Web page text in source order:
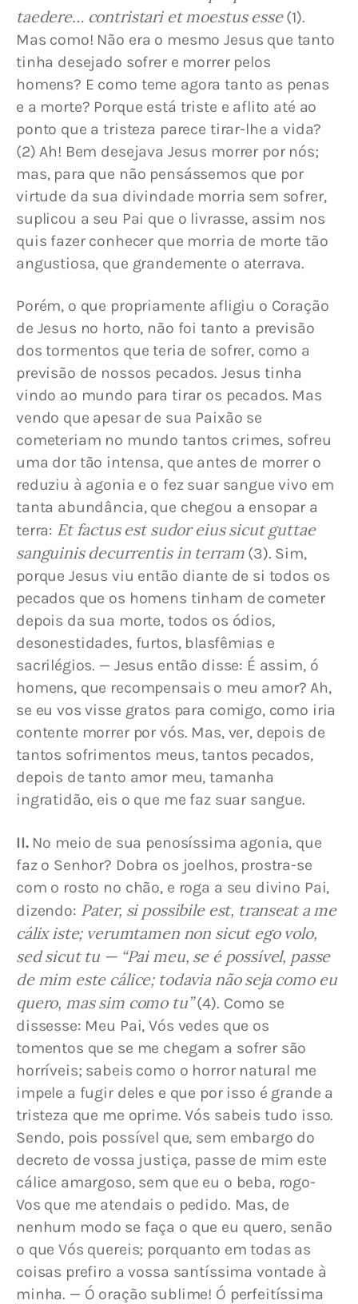
taedere… contristari et moestus esse (1).
Mas como! Não era o mesmo Jesus que tanto
tinha desejado sofrer e morrer pelos
homens? E como teme agora tanto as penas
e a morte? Porque está triste e aflito até ao
ponto que a tristeza parece tirar-lhe a vida?
(2) Ah! Bem desejava Jesus morrer por nós;
mas, para que não pensássemos que por
virtude da sua divindade morria sem sofrer,
suplicou a seu Pai que o livrasse, assim nos
quis fazer conhecer que morria de morte tão
angustiosa, que grandemente o aterrava.
Porém, o que propriamente afligiu o Coração
de Jesus no horto, não foi tanto a previsão
dos tormentos que teria de sofrer, como a
previsão de nossos pecados. Jesus tinha
vindo ao mundo para tirar os pecados. Mas
vendo que apesar de sua Paixão se
cometeriam no mundo tantos crimes, sofreu
uma dor tão intensa, que antes de morrer o
reduziu à agonia e o fez suar sangue vivo em
tanta abundância, que chegou a ensopar a
terra: Et factus est sudor eius sicut guttae
sanguinis decurrentis in terram (3). Sim,
porque Jesus viu então diante de si todos os
pecados que os homens tinham de cometer
depois da sua morte, todos os ódios,
desonestidades, furtos, blasfêmias e
sacrilégios. — Jesus então disse: É assim, ó
homens, que recompensais o meu amor? Ah,
se eu vos visse gratos para comigo, como iria
contente morrer por vós. Mas, ver, depois de
tantos sofrimentos meus, tantos pecados,
depois de tanto amor meu, tamanha
ingratidão, eis o que me faz suar sangue.
II. No meio de sua penosíssima agonia, que
faz o Senhor? Dobra os joelhos, prostra-se
com o rosto no chão, e roga a seu divino Pai,
dizendo: Pater, si possibile est, transeat a me
cálix iste; verumtamen non sicut ego volo,
sed sicut tu — “Pai meu, se é possível, passe
de mim este cálice; todavia não seja como eu
quero, mas sim como tu” (4). Como se
dissesse: Meu Pai, Vós vedes que os
tomentos que se me chegam a sofrer são
horríveis; sabeis como o horror natural me
impele a fugir deles e que por isso é grande a
tristeza que me oprime. Vós sabeis tudo isso.
Sendo, pois possível que, sem embargo do
decreto de vossa justiça, passe de mim este
cálice amargoso, sem que eu o beba, rogo-
Vos que me atendais o pedido. Mas, de
nenhum modo se faça o que eu quero, senão
o que Vós quereis; porquanto em todas as
coisas prefiro a vossa santíssima vontade à
minha. — Ó oração sublime! Ó perfeitíssima